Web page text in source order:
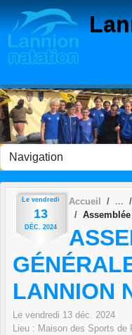
Le vendredi
13
DÉC. 2024
Accueil
LANNION
Le vendredi 13 déc. 2024
Lieu : Maison des Sports de
Panneau de gestion des